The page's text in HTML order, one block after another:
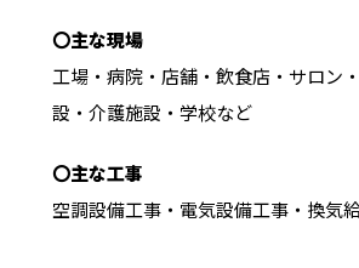
〇主な現場
工場・病院・店舗・飲食店・サロン
設・介護施設・学校など
〇主な工事
空調設備工事・電気設備工事・換気